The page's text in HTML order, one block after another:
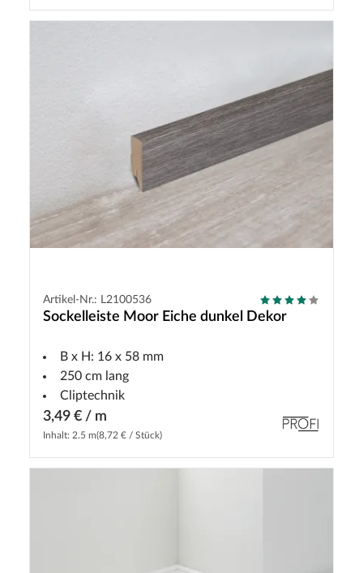
Artikel-Nr.: L2100536
Sockelleiste Moor Eiche dunkel Dekor
B x H: 16 x 58 mm
250 cm lang
Cliptechnik
3,49 € / m
Inhalt: 2.5 m(8,72 € / Stück)